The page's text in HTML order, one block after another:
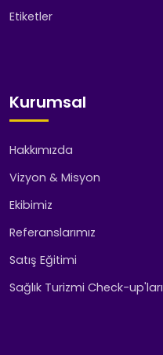
Etiketler
Kurumsal
Hakkımızda
Vizyon & Misyon
Ekibimiz
Referanslarımız
Satış Eğitimi
Sağlık Turizmi Check-up'ları